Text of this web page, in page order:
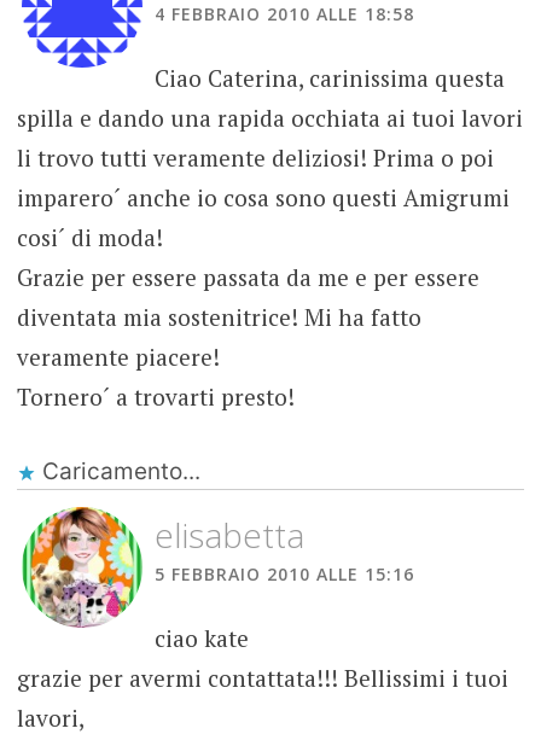
4 FEBBRAIO 2010 ALLE 18:58
Ciao Caterina, carinissima questa
spilla e dando una rapida occhiata ai tuoi lavori
li trovo tutti veramente deliziosi! Prima o poi
imparero´ anche io cosa sono questi Amigrumi
cosi´ di moda!
Grazie per essere passata da me e per essere
diventata mia sostenitrice! Mi ha fatto
veramente piacere!
Tornero´ a trovarti presto!
Caricamento...
elisabetta
5 FEBBRAIO 2010 ALLE 15:16
ciao kate
grazie per avermi contattata!!! Bellissimi i tuoi
lavori,